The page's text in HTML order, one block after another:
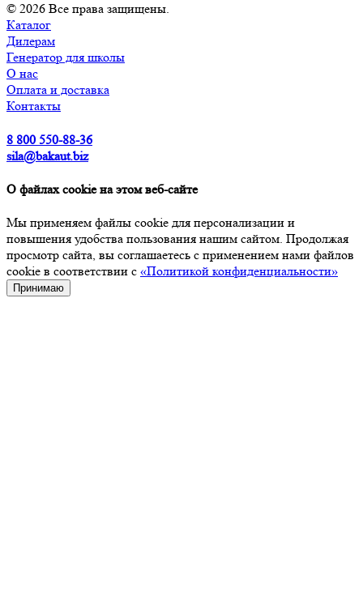
© 2026 Все права защищены.
Каталог
Дилерам
Генератор для школы
О нас
Оплата и доставка
Контакты
8 800 550-88-36
sila@bakaut.biz
О файлах cookie на этом веб-сайте
Мы применяем файлы cookie для персонализации и
повышения удобства пользования нашим сайтом. Продолжая
просмотр сайта, вы соглашаетесь с применением нами файлов
cookie в соответствии с «Политикой конфиденциальности»
Принимаю